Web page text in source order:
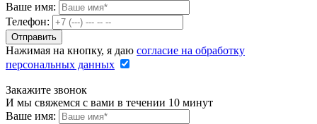
Ваше имя:
Телефон:
Нажимая на кнопку, я даю согласие на обработку
персональных данных
Закажите звонок
И мы свяжемся с вами в течении 10 минут
Ваше имя: